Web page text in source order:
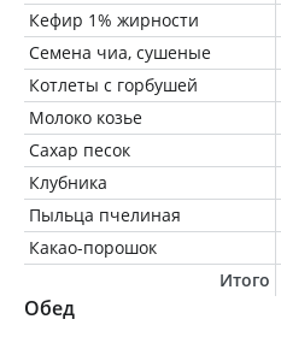
Кефир 1% жирности
Семена чиа, сушеные
Котлеты с горбушей
Молоко козье
Сахар песок
Клубника
Пыльца пчелиная
Какао-порошок
Итого
Обед